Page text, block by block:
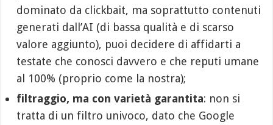
dominato da clickbait, ma soprattutto contenuti
generati dall’AI (di bassa qualità e di scarso
valore aggiunto), puoi decidere di affidarti a
testate che conosci davvero e che reputi umane
al 100% (proprio come la nostra);
filtraggio, ma con varietà garantita: non si
tratta di un filtro univoco, dato che Google